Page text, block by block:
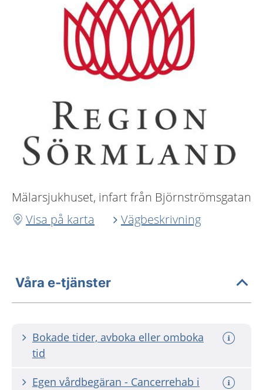
Mälarsjukhuset, infart från Björnströmsgatan
Visa på karta
Vägbeskrivning
Våra e-tjänster
Bokade tider, avboka eller omboka
tid
Egen vårdbegäran - Cancerrehab i